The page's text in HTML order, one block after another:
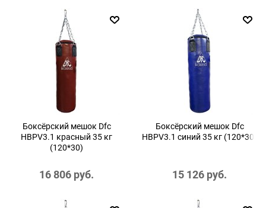
Боксёрский мешок Dfc
HBPV3.1 красный 35 кг
(120*30)
16 806 руб.
Боксёрский мешок Dfc
HBPV3.1 синий 35 кг (120*30)
15 126 руб.